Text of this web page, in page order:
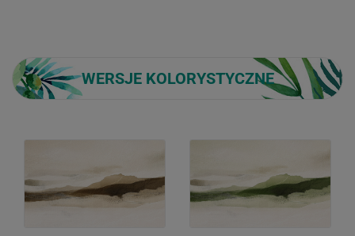
WERSJE KOLORYSTYCZNE